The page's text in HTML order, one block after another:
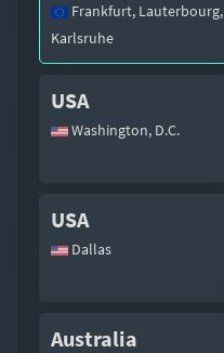
Frankfurt, Lauterbourg,
Karlsruhe
USA
Washington, D.C.
USA
Dallas
Australia